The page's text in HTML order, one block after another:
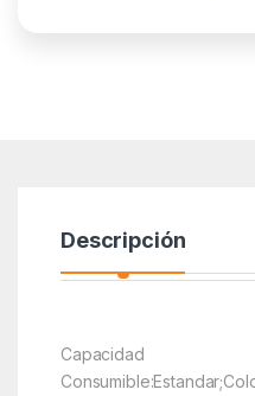
Descripción
Capacidad